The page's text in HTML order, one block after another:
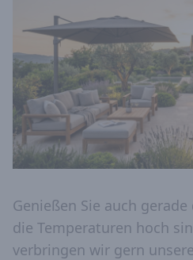
Genießen Sie auch
die Temperaturen hoch
verbringen wir gern